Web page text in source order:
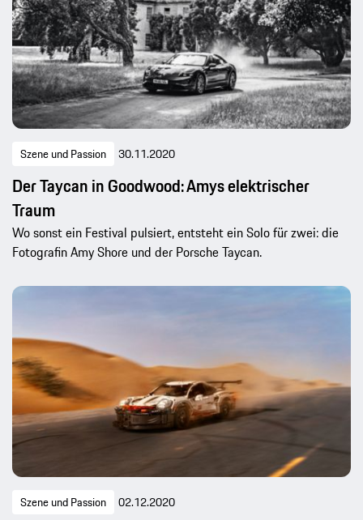
Szene und Passion 30.11.2020
Der Taycan in Goodwood: Amys elektrischer
Traum
Wo sonst ein Festival pulsiert, entsteht ein Solo für zwei: die
Fotografin Amy Shore und der Porsche Taycan.
Szene und Passion 02.12.2020